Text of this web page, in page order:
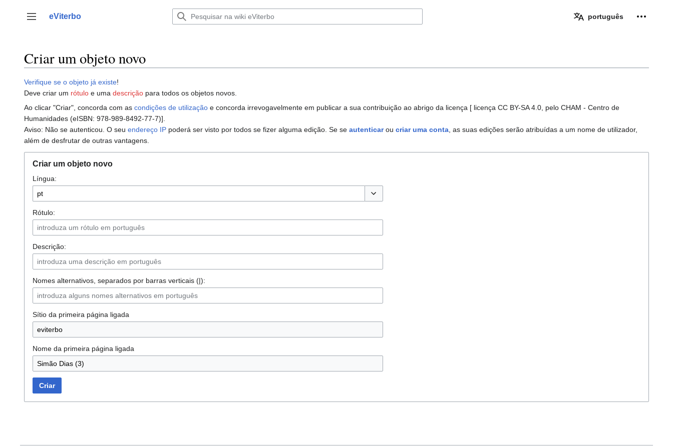
para
Alternar barra lateral
eViterbo português
Criar um objeto novo
Verifique se o objeto já existe!
Deve criar um rótulo e uma descrição para todos os objetos novos.
Ao clicar "Criar", concorda com as condições de utilização e concorda irrevogavelmente em publicar a sua contribuição ao abrigo da licença [ licença CC BY-SA 4.0, pelo CHAM - Centro de
Humanidades (eISBN: 978-989-8492-77-7)].
Aviso: Não se autenticou. O seu endereço IP poderá ser visto por todos se fizer alguma edição. Se se autenticarou criar uma conta , as suas edições serão atribuídas a um nome de utilizador,
além de desfrutar de outras vantagens.
Criar um objeto novo
Língua:
Rótulo:
Descrição:
Nomes alternativos, separados por barras verticais (|):
Sítio da primeira página ligada
Nome da primeira página ligada
Criar